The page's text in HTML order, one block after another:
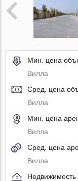
Мин. цена
Вилла
Сред. цена
Вилла
Мин. цена
Вилла
Сред. цена
Вилла
Недвижимость